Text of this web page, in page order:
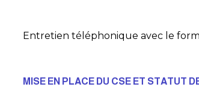
Entretien téléphonique avec le
MISE EN PLACE DU CSE ET STATUT